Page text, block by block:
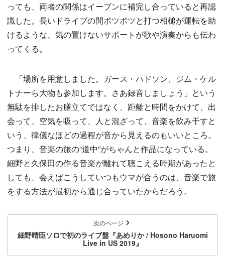
っても、両者の関係はイーブンに補完し合っていると再認
識した。長いドライブの間ポツポツと打つ相槌が運転を助
けるような、気の置けないサポートが歌や演奏からも伝わ
ってくる。
「場所を用意しました。ガース・ハドソン、ジム・ケル
トナーら大物も参加します。さあ録音しましょう」という
無駄を排したお膳立てではなく、距離と時間をかけて、出
会って、空気を吸って、人と混ざって、音楽を飲み干すと
いう、律儀なほどの過程が音から見えるのもいいところ。
つまり、音楽の旅の“道中”がちゃんと作品になっている。
細野と久保田の作る音楽が離れて聴こえる時期があったと
しても、会えばこうしていつもウマが合うのは、音楽で旅
をする方法が最初から通じ合っていたからだろう。
次のページ
細野晴臣ソロで初のライブ盤『あめりか / Hosono Haruomi
Live in US 2019』